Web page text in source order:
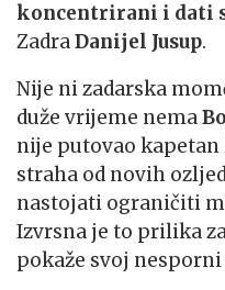
koncentrirani i dati
ZadraDanijel Jusup.
Nije ni zadarska
duže vrijeme nema
nije putovao kapetan
straha od novih
nastojati ograničiti
Izvrsna je to prilika
pokaže svoj